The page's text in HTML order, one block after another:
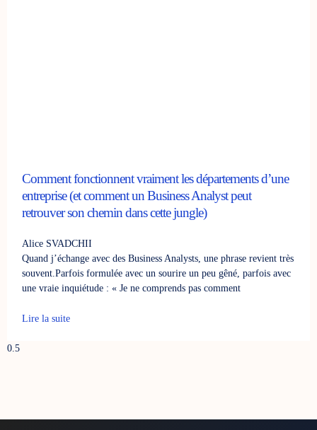
Comment fonctionnent vraiment les départements d’une
entreprise (et comment un Business Analyst peut
retrouver son chemin dans cette jungle)
Alice SVADCHII
Quand j’échange avec des Business Analysts, une phrase revient très
souvent.Parfois formulée avec un sourire un peu gêné, parfois avec
une vraie inquiétude : « Je ne comprends pas comment
Lire la suite